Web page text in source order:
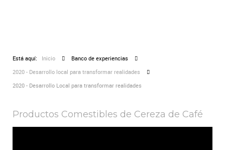
Está aquí: Inicio
Banco de experiencias
2020 - Desarrollo local para transformar realidades
2020 - Desarrollo Local para transformar realidades
Productos Comestibles de Cereza de Café